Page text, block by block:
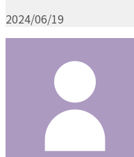
2024/06/19